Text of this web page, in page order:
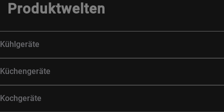
Produktwelten
Kühlgeräte
Küchengeräte
Kochgeräte